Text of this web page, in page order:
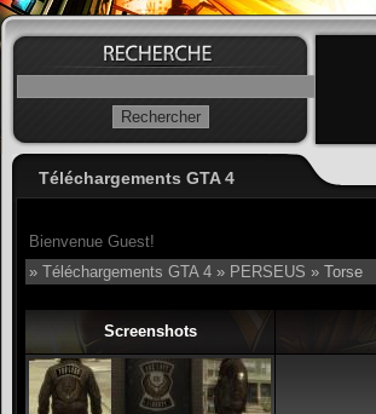
Téléchargements GTA 4
Bienvenue Guest!
» Téléchargements GTA 4 » PERSEUS » Torse
Screenshots